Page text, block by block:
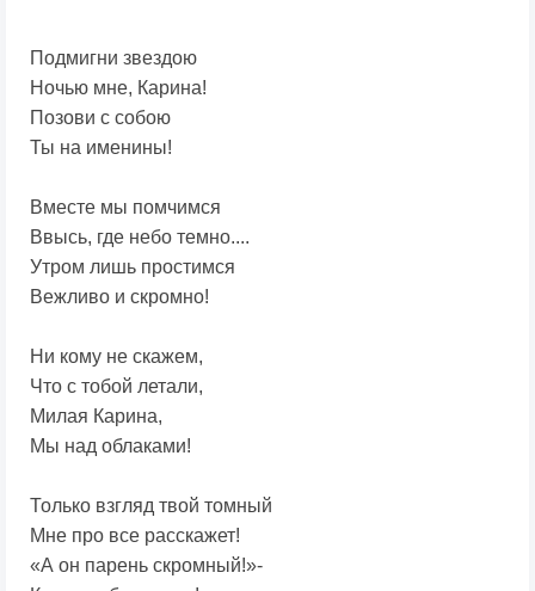
Подмигни звездою
Ночью мне, Карина!
Позови с собою
Ты на именины!
Вместе мы помчимся
Ввысь, где небо темно....
Утром лишь простимся
Вежливо и скромно!
Ни кому не скажем,
Что с тобой летали,
Милая Карина,
Мы над облаками!
Только взгляд твой томный
Мне про все расскажет!
«А он парень скромный!»-